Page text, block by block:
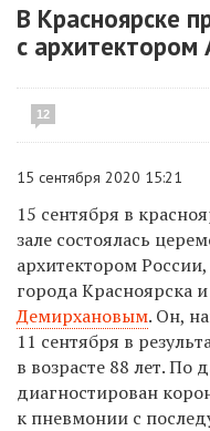
В Красноярске
с
12
15 сентября 2020 15:21
15 сентября в
зале состоялась
архитектором
города Красноярска
Демирхановым. Он,
11 сентября в
в возрасте 88 лет.
диагностирован
к пневмонии с